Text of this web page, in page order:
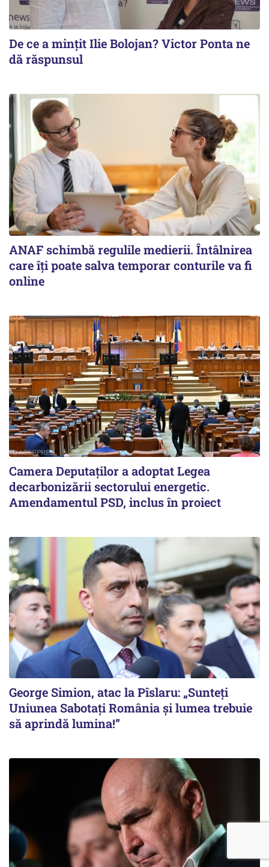
De ce a mințit Ilie Bolojan? Victor Ponta ne
dă răspunsul
ANAF schimbă regulile medierii. Întâlnirea
care îți poate salva temporar conturile va fi
online
Camera Deputaților a adoptat Legea
decarbonizării sectorului energetic.
Amendamentul PSD, inclus în proiect
George Simion, atac la Pîslaru: „Sunteți
Uniunea Sabotați România și lumea trebuie
să aprindă lumina!”